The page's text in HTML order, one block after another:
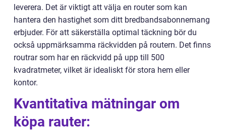
leverera. Det är viktigt att välja en router som kan
hantera den hastighet som ditt bredbandsabonnemang
erbjuder. För att säkerställa optimal täckning bör du
också uppmärksamma räckvidden på routern. Det finns
routrar som har en räckvidd på upp till 500
kvadratmeter, vilket är idealiskt för stora hem eller
kontor.
Kvantitativa mätningar om
köpa rauter: